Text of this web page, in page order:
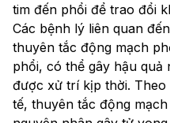
tim đến phổi để trao đổi
Các bệnh lý liên quan
thuyên tắc động mạch
phổi, có thể gây hậu quả
được xử trí kịp thời.
tế, thuyên tắc động